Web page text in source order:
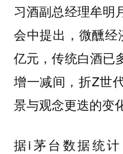
习酒副总经理牟明
会中提出，微醺经
亿元，传统白酒已
增一减间，折Z世
景与观念更迭的变化
据i茅台数据统计